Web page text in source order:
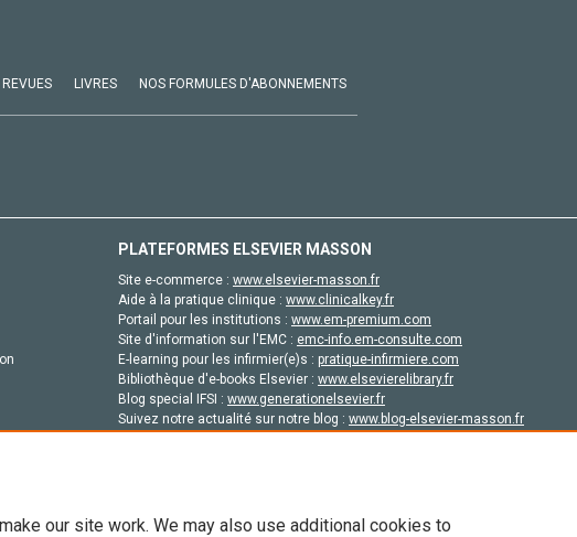
REVUES LIVRES NOS FORMULES D'ABONNEMENTS
PLATEFORMES ELSEVIER MASSON
Site e-commerce : www.elsevier-masson.fr
Aide à la pratique clinique : www.clinicalkey.fr
Portail pour les institutions : www.em-premium.com
Site d'information sur l'EMC : emc-info.em-consulte.com
E-learning pour les infirmier(e)s : pratique-infirmiere.com
Bibliothèque d'e-books Elsevier : www.elsevierelibrary.fr
Blog special IFSI : www.generationelsevier.fr
Suivez notre actualité sur notre blog : www.blog-elsevier-masson.fr
our site work. We may also use additional cookies to